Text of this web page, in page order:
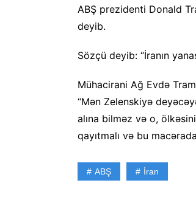
ABŞ prezidenti Donald
deyib.
Sözçü deyib: “İranın
Mühacirani Ağ Evdə
“Mən Zelenskiyə
alına bilməz və o,
qayıtmalı və bu
ABŞ İran